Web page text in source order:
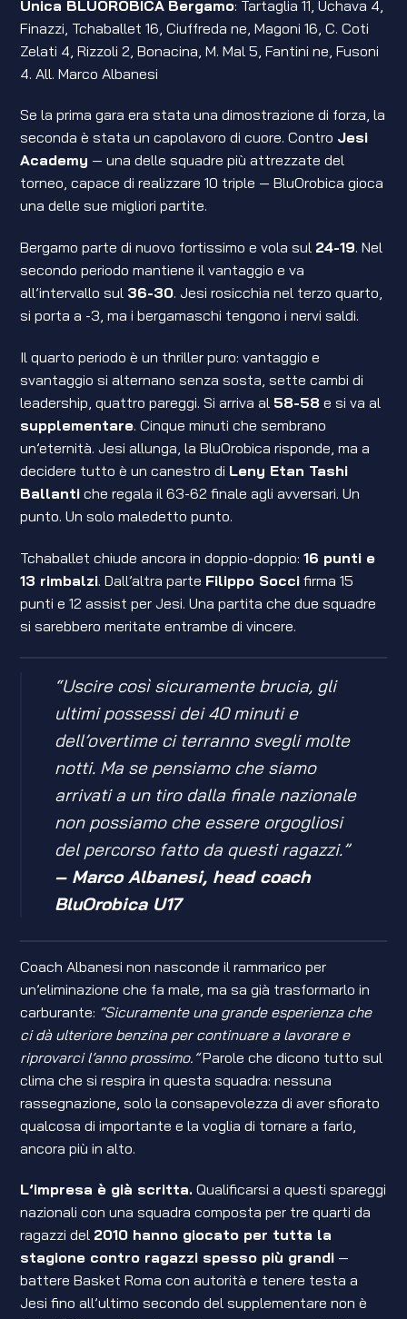
Unica BLUOROBICA Bergamo: Tartaglia 11, Uchava 4,
Finazzi, Tchaballet 16, Ciuffreda ne, Magoni 16, C. Coti
Zelati 4, Rizzoli 2, Bonacina, M. Mal 5, Fantini ne, Fusoni
4. All. Marco Albanesi
Se la prima gara era stata una dimostrazione di forza, la
seconda è stata un capolavoro di cuore. Contro Jesi
Academy — una delle squadre più attrezzate del
torneo, capace di realizzare 10 triple — BluOrobica gioca
una delle sue migliori partite.
Bergamo parte di nuovo fortissimo e vola sul 24-19. Nel
secondo periodo mantiene il vantaggio e va
all’intervallo sul 36-30. Jesi rosicchia nel terzo quarto,
si porta a -3, ma i bergamaschi tengono i nervi saldi.
Il quarto periodo è un thriller puro: vantaggio e
svantaggio si alternano senza sosta, sette cambi di
leadership, quattro pareggi. Si arriva al 58-58 e si va al
supplementare. Cinque minuti che sembrano
un’eternità. Jesi allunga, la BluOrobica risponde, ma a
decidere tutto è un canestro di Leny Etan Tashi
Ballanti che regala il 63-62 finale agli avversari. Un
punto. Un solo maledetto punto.
Tchaballet chiude ancora in doppio-doppio:16 punti e
13 rimbalzi. Dall’altra parte Filippo Socci firma 15
punti e 12 assist per Jesi. Una partita che due squadre
si sarebbero meritate entrambe di vincere.
“Uscire così sicuramente brucia, gli
ultimi possessi dei 40 minuti e
dell’overtime ci terranno svegli molte
notti. Ma se pensiamo che siamo
arrivati a un tiro dalla finale nazionale
non possiamo che essere orgogliosi
del percorso fatto da questi ragazzi.”
– Marco Albanesi, head coach
BluOrobica U17
Coach Albanesi non nasconde il rammarico per
un’eliminazione che fa male, ma sa già trasformarlo in
carburante: “Sicuramente una grande esperienza che
ci dà ulteriore benzina per continuare a lavorare e
riprovarci l’anno prossimo.”Parole che dicono tutto sul
clima che si respira in questa squadra: nessuna
rassegnazione, solo la consapevolezza di aver sfiorato
qualcosa di importante e la voglia di tornare a farlo,
ancora più in alto.
L’impresa è già scritta. Qualificarsi a questi spareggi
nazionali con una squadra composta per tre quarti da
ragazzi del 2010 hanno giocato per tutta la
stagione contro ragazzi spesso più grandi —
battere Basket Roma con autorità e tenere testa a
Jesi fino all’ultimo secondo del supplementare non è